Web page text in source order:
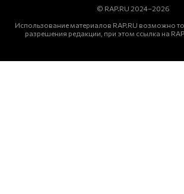
© RAP.RU 2024–2026
Использование материалов RAP.RU возможно
разрешения редакции, при этом ссылка на